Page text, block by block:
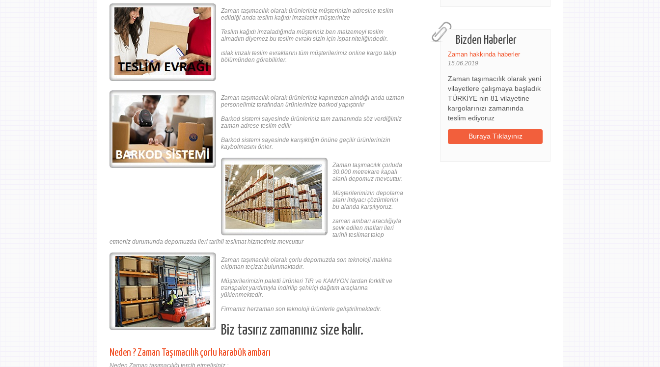
Bizden Haberler
Zaman hakkında haberler
15.06.2019
Zaman taşımacılık olarak yeni
vilayetlere çalışmaya başladık
TÜRKİYE nin 81 vilayetine
kargolarınızı zamanında
teslim ediyoruz
Buraya Tıklayınız
Zaman taşımacılık olarak ürünleriniz müşterinizin adresine teslim
edildiği anda teslim kağıdı imzalatılır müşterinize
Teslim kağıdı imzaladığında müşteriniz ben malzemeyi teslim
almadım diyemez bu teslim evrakı sizin için ispat niteliğindedir.
ıslak imzalı teslim evraklarını tüm müşterilerimiz online kargo takip
bölümünden görebilirler.
Zaman taşımacılık olarak ürünleriniz kapınızdan alındığı anda uzman
personelimiz tarafından ürünlerinize barkod yapıştırılır
Barkod sistemi sayesinde ürünleriniz tam zamanında söz verdiğimiz
zaman adrese teslim edilir
Barkod sistemi sayesinde karışıklığın önüne geçilir ürünlerinizin
kaybolmasını önler.
Zaman taşımacılık çorluda
30.000 metrekare kapalı
alanlı depomuz mevcuttur.
Müşterilerimizin depolama
alanı ihtiyacı çözümlerini
bu alanda karşılıyoruz.
zaman ambarı aracılığıyla
sevk edilen malları ileri
tarihli teslimat talep
etmeniz durumunda depomuzda ileri tarihli teslimat hizmetimiz mevcuttur
Zaman taşımacılık olarak çorlu depomuzda son teknoloji makina
ekipman teçizat bulunmaktadır.
Müşterilerimizin paletli ürünleri TIR ve KAMYON lardan forklift ve
transpalet yardımıyla indirilip şehiriçi dağıtım araçlarına
yüklenmektedir.
Firmamız herzaman son teknoloji ürünlerle geliştirilmektedir.
Biz tasırız zamanınız size kalır.
Neden ? Zaman Taşımacılık çorlu karabük ambarı
Neden Zaman taşımacılığı tercih etmelisiniz ;